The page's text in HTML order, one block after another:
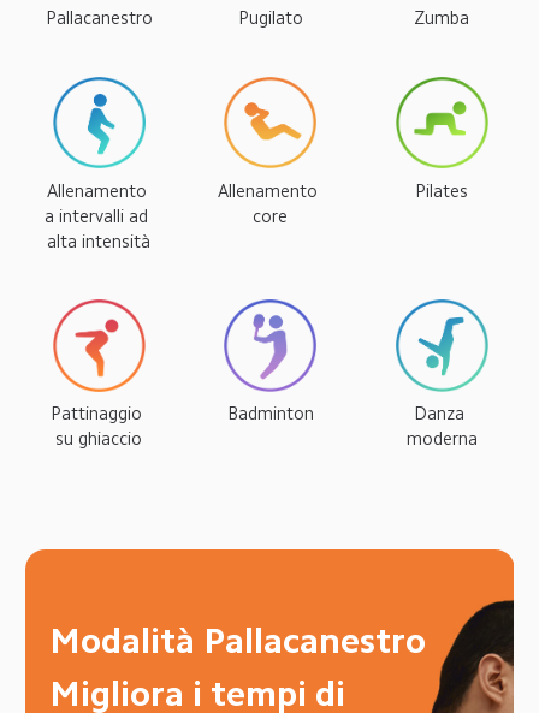
Pallacanestro Pugilato Zumba
Allenamento
a intervalli ad
alta intensità
Allenamento
core
Pilates
Pattinaggio
su ghiaccio
Badminton
Danza
moderna
Modalità Zumba
Divertiti ballando